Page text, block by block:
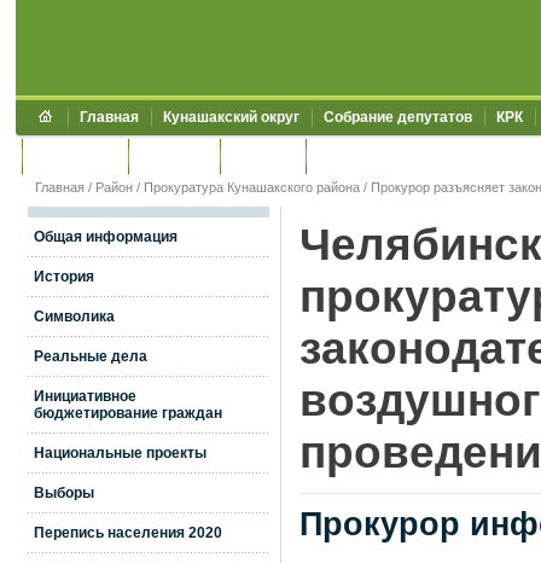
Главная Кунашакский округ Собрание депутатов КРК
Главная / Район / Прокуратура Кунашакского района / Прокурор разъясняет закон
Общая информация
История
Символика
Реальные дела
Инициативное
бюджетирование граждан
Национальные проекты
Выборы
Перепись населения 2020 Прокурор